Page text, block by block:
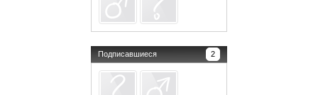
Подписавшиеся 2